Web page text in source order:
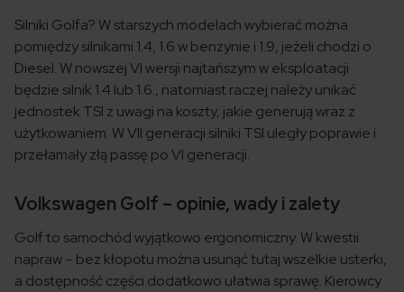
Silniki Golfa? W starszych modelach wybierać można
pomiędzy silnikami 1.4, 1.6 w benzynie i 1.9, jeżeli chodzi o
Diesel. W nowszej VI wersji najtańszym w eksploatacji
będzie silnik 1.4 lub 1.6., natomiast raczej należy unikać
jednostek TSI z uwagi na koszty, jakie generują wraz z
użytkowaniem. W VII generacji silniki TSI uległy poprawie i
przełamały złą passę po VI generacji.
Volkswagen Golf – opinie, wady i zalety
Golf to samochód wyjątkowo ergonomiczny. W kwestii
napraw – bez kłopotu można usunąć tutaj wszelkie usterki,
a dostępność części dodatkowo ułatwia sprawę. Kierowcy